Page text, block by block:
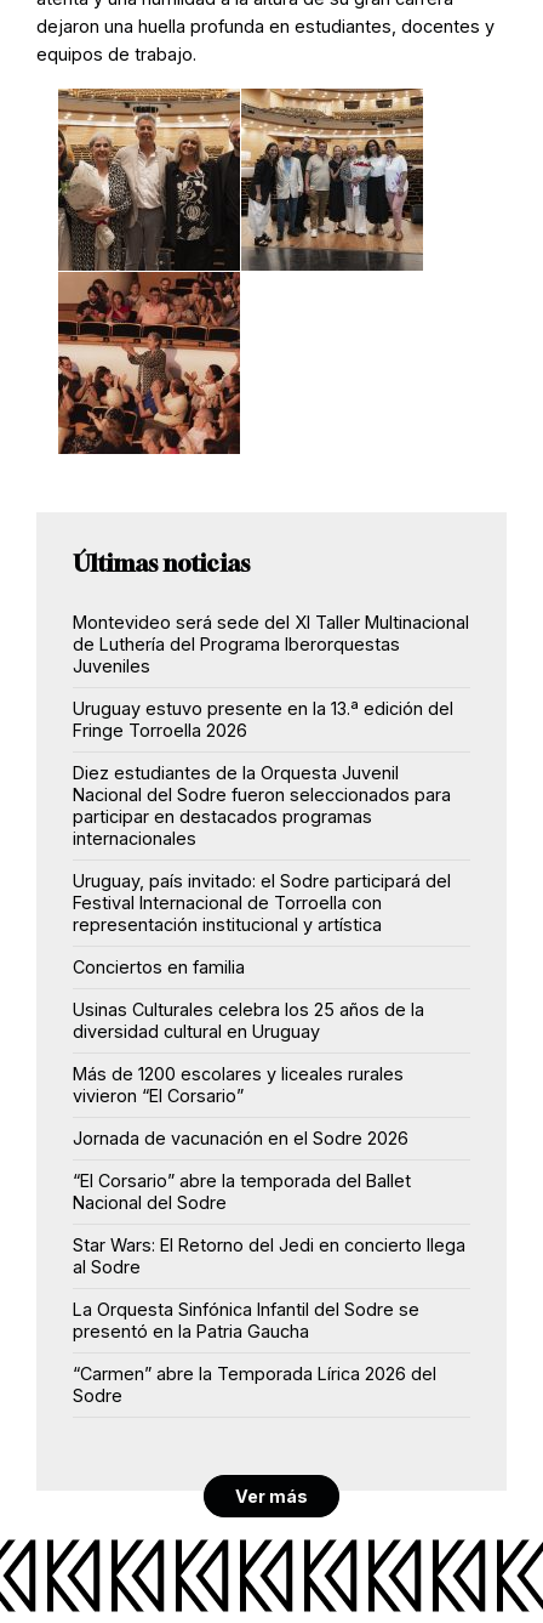
dejaron una huella profunda en estudiantes, docentes y
equipos de trabajo.
Últimas noticias
Montevideo será sede del XI Taller Multinacional
de Luthería del Programa Iberorquestas
Juveniles
Uruguay estuvo presente en la 13.ª edición del
Fringe Torroella 2026
Diez estudiantes de la Orquesta Juvenil
Nacional del Sodre fueron seleccionados para
participar en destacados programas
internacionales
Uruguay, país invitado: el Sodre participará del
Festival Internacional de Torroella con
representación institucional y artística
Conciertos en familia
Usinas Culturales celebra los 25 años de la
diversidad cultural en Uruguay
Más de 1200 escolares y liceales rurales
vivieron “El Corsario”
Jornada de vacunación en el Sodre 2026
“El Corsario” abre la temporada del Ballet
Nacional del Sodre
Star Wars: El Retorno del Jedi en concierto llega
al Sodre
La Orquesta Sinfónica Infantil del Sodre se
presentó en la Patria Gaucha
“Carmen” abre la Temporada Lírica 2026 del
Sodre
Ver más